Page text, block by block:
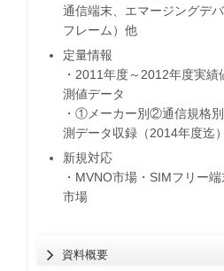
通信端末、エマージングデ
フレーム）他
定量情報
・2011年度～2012年度実
測値データ
・①メーカー別②通信規格
測データ収録（2014年度迄）
新規対応
・MVNO市場・SIMフリー
市場
資料概要